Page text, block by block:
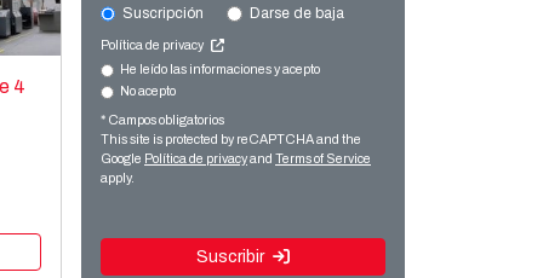
4
Suscripción Darse de baja
Política de privacy
He leído las informaciones y acepto
No acepto
* Campos obligatorios
This site is protected by reCAPTCHA and the
Google Política de privacyand Terms of Service
apply.
Suscribir